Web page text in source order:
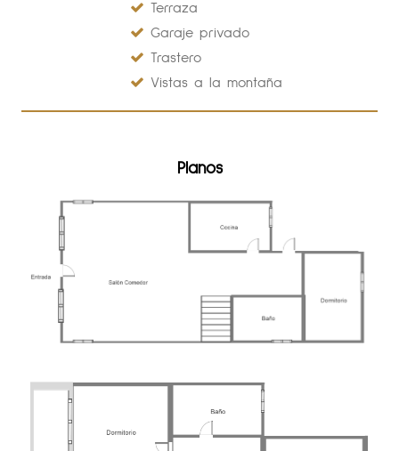
Terraza
Garaje privado
Trastero
Vistas a la montaña
Planos